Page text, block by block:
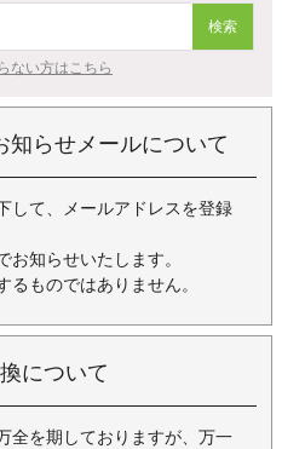
検索
ない方はこちら
知らせメールについて
して、メールアドレスを登録
知らせいたします。
ものではありません。
について
全を期しておりますが、万一